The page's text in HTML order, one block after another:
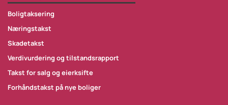
Boligtaksering
Næringstakst
Skadetakst
Verdivurdering og tilstandsrapport
Takst for salg og eierksifte
Forhåndstakst på nye boliger